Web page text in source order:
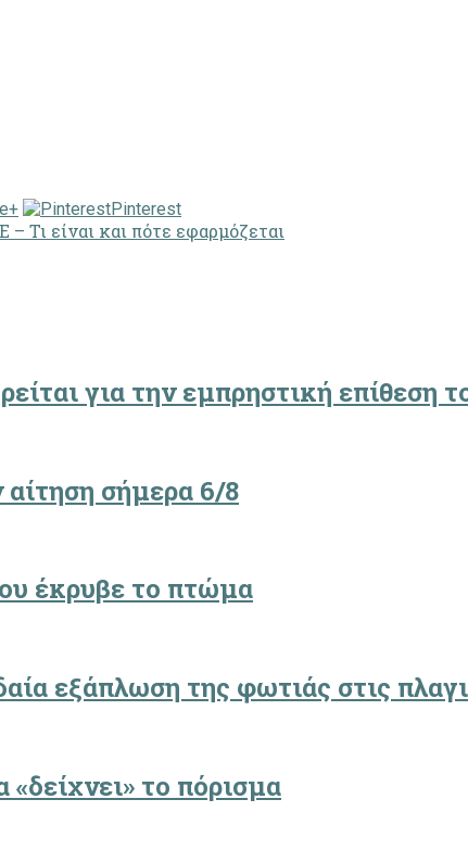
Pinterest
Τι είναι και πότε εφαρμόζεται
για την εμπρηστική επίθεση
σήμερα 6/8
έκρυβε το πτώμα
εξάπλωση της φωτιάς στις
το πόρισμα